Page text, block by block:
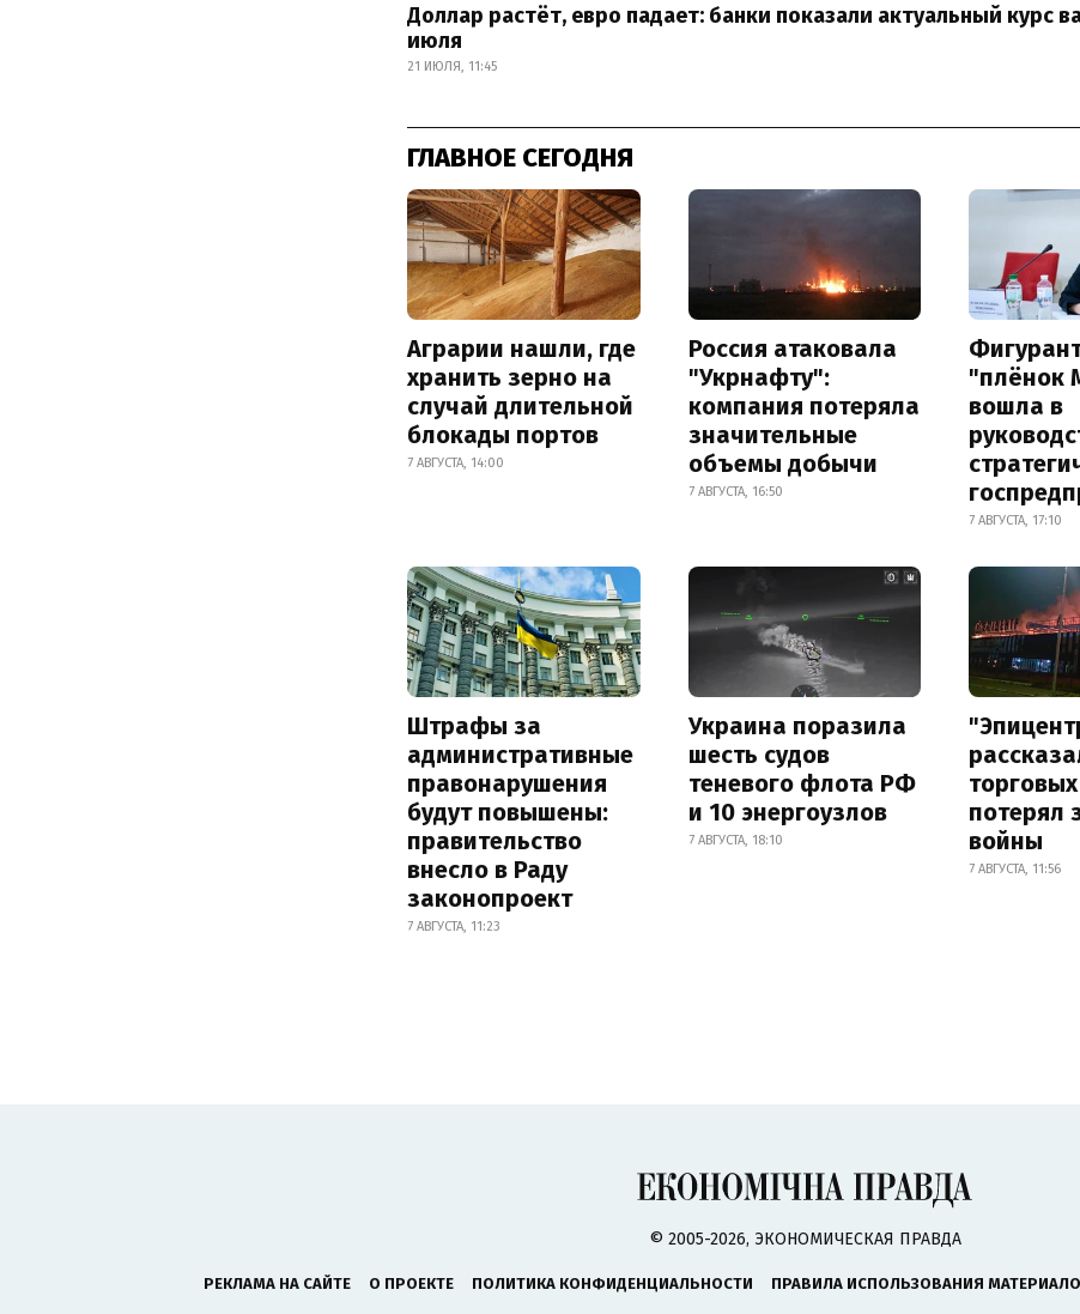
Доллар растёт, евро падает: банки показали актуальный курс
июля
21 ИЮЛЯ, 11:45
ГЛАВНОЕ СЕГОДНЯ
Аграрии нашли, где
хранить зерно на
случай длительной
блокады портов
7 АВГУСТА, 14:00
Россия атаковала
"Укрнафту":
компания потеряла
значительные
объемы добычи
7 АВГУСТА, 16:50
"плёнок
вошла в
7 АВГУСТА, 17:10
Штрафы за
административные
правонарушения
будут повышены:
правительство
внесло в Раду
законопроект
7 АВГУСТА, 11:23
Украина поразила
шесть судов
теневого флота РФ
и 10 энергоузлов
7 АВГУСТА, 18:10
потерял
войны
7 АВГУСТА, 11:56
© 2005-2026, ЭКОНОМИЧЕСКАЯ ПРАВДА
РЕКЛАМА НА САЙТЕ О ПРОЕКТЕ ПОЛИТИКА КОНФИДЕНЦИАЛЬНОСТИ ПРАВИЛА ИСПОЛЬЗОВАНИЯ